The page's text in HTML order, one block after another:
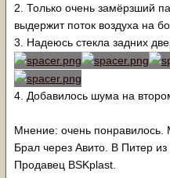
2. Только очень замёрзший
выдержит поток воздуха на
3. Надеюсь стекла задних
4. Добавилось шума на
Мнение: очень понравилось.
Брал через Авито. В Питер
Продавец BSKplast.